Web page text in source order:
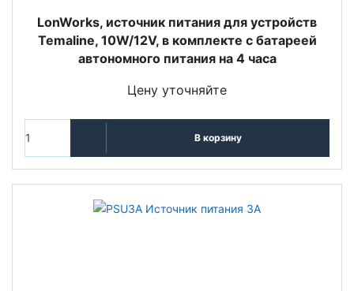
LonWorks, источник питания для устройств
Temaline, 10W/12V, в комплекте с батареей
автономного питания на 4 часа
Цену уточняйте
В корзину